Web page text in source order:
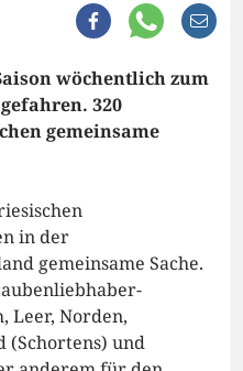
wöchentlich zum
320
gemeinsame
in der
gemeinsame Sache.
Leer, Norden,
(Schortens) und